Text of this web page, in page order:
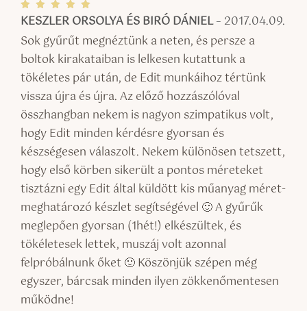
Értékel
és:5
/ 5
KESZLER ORSOLYA ÉS BIRÓ DÁNIEL– 2017.04.09.
Sok gyűrűt megnéztünk a neten, és persze a
boltok kirakataiban is lelkesen kutattunk a
tökéletes pár után, de Edit munkáihoz tértünk
vissza újra és újra. Az előző hozzászólóval
összhangban nekem is nagyon szimpatikus volt,
hogy Edit minden kérdésre gyorsan és
készségesen válaszolt. Nekem különösen tetszett,
hogy első körben sikerült a pontos méreteket
tisztázni egy Edit által küldött kis műanyag méret-
meghatározó készlet segítségével 🙂 A gyűrűk
meglepően gyorsan (1hét!) elkészültek, és
tökéletesek lettek, muszáj volt azonnal
felpróbálnunk őket 🙂 Köszönjük szépen még
egyszer, bárcsak minden ilyen zökkenőmentesen
működne!